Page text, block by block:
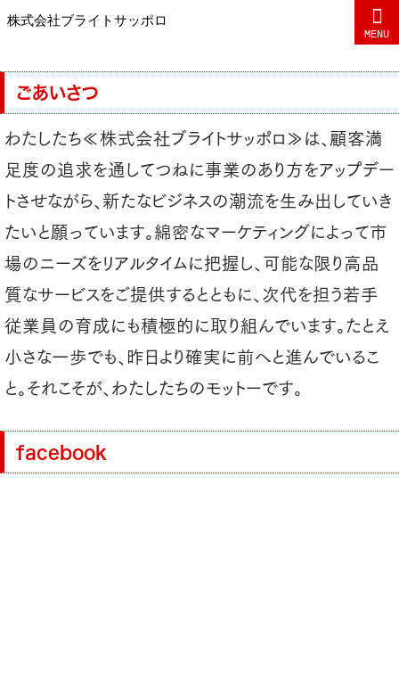
株式会社ブライトサッポロ
MENU
ごあいさつ
わたしたち≪株式会社ブライトサッポロ≫は、顧客満
足度の追求を通してつねに事業のあり方をアップデー
トさせながら、新たなビジネスの潮流を生み出していき
たいと願っています。綿密なマーケティングによって市
場のニーズをリアルタイムに把握し、可能な限り高品
質なサービスをご提供するとともに、次代を担う若手
従業員の育成にも積極的に取り組んでいます。たとえ
小さな一歩でも、昨日より確実に前へと進んでいるこ
と。それこそが、わたしたちのモットーです。
facebook